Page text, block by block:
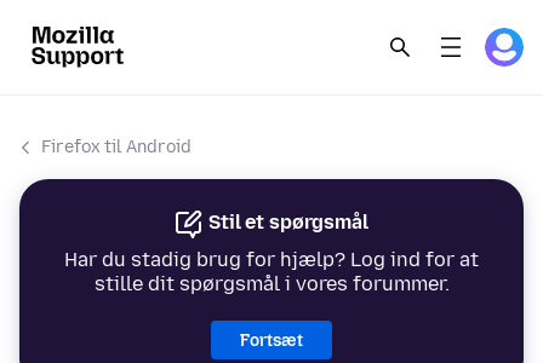
Firefox til Android
Stil et spørgsmål
Har du stadig brug for hjælp? Log ind for at
stille dit spørgsmål i vores forummer.
Fortsæt